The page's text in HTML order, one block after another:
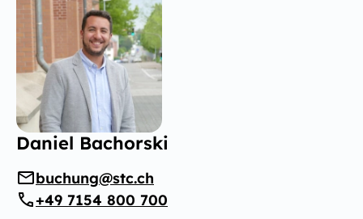
Daniel Bachorski
buchung@stc.ch
+49 7154 800 700